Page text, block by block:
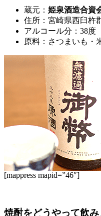
蔵元： 姫泉酒造合資
住所：宮崎県西臼杵
アルコール分：38度
原料：さつまいも・
[mappress mapid=”46″]
焼酎をどうやって飲み